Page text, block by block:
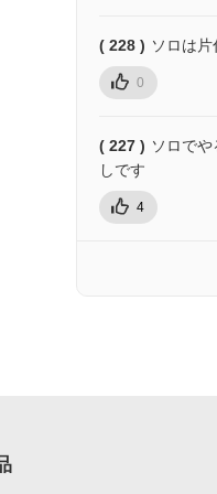
( 228 ) ソロは
0
( 227 ) ソロで
しです
4